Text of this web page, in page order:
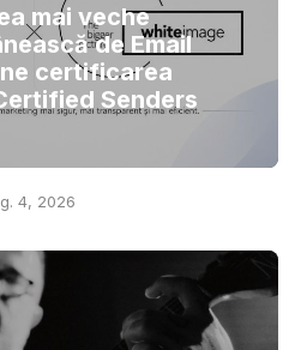
mai veche
de Email
certificarea
Senders
4, 2026